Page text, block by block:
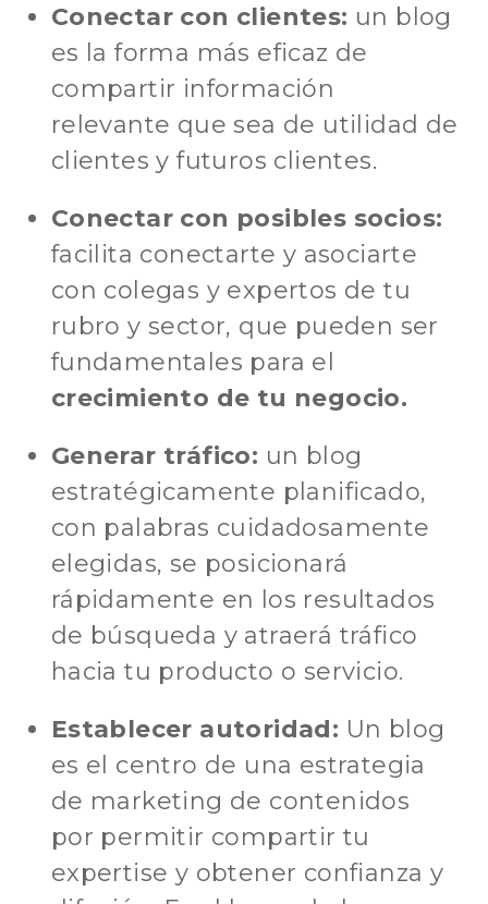
Conectar con clientes: un blog
es la forma más eficaz de
compartir información
relevante que sea de utilidad de
clientes y futuros clientes.
Conectar con posibles socios:
facilita conectarte y asociarte
con colegas y expertos de tu
rubro y sector, que pueden ser
fundamentales para el
crecimiento de tu negocio.
Generar tráfico: un blog
estratégicamente planificado,
con palabras cuidadosamente
elegidas, se posicionará
rápidamente en los resultados
de búsqueda y atraerá tráfico
hacia tu producto o servicio.
Establecer autoridad: Un blog
es el centro de una estrategia
de marketing de contenidos
por permitir compartir tu
expertise y obtener confianza y